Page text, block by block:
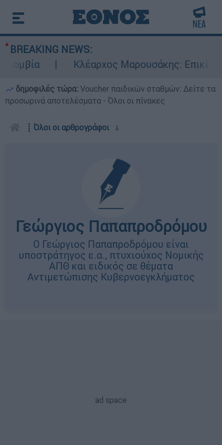
BREAKING NEWS:
Κλέαρχος Μαρουσάκης: Επικίνδυνες
δημοφιλές τώρα: Voucher παιδικών σταθμών: Δείτε τα
προσωρινά αποτελέσματα - Όλοι οι πίνακες
┋ Όλοι οι αρθρογράφοιↆ
Γεώργιος Παπαπροδρόμου
Ο Γεώργιος Παπαπροδρόμου είναι
υποστράτηγος ε.α., πτυχιούχος Νομικής
ΑΠΘ και ειδικός σε θέματα
Αντιμετώπισης Κυβερνοεγκλήματος